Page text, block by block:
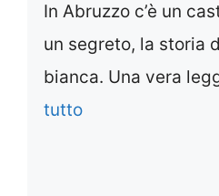
In Abruzzo c’è un
un segreto, la storia
bianca. Una vera
tutto